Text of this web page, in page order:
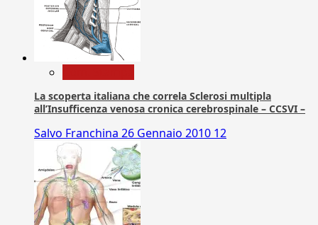
La scoperta italiana che correla Sclerosi multipla
all’Insufficenza venosa cronica cerebrospinale – CCSVI –
Salvo Franchina 26 Gennaio 2010 12